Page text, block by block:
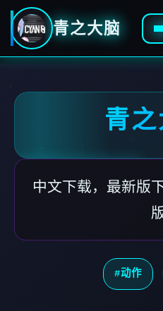
青之大脑
青
中文下载，最新版
#动作